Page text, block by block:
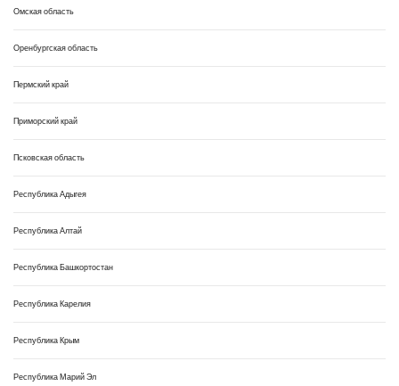
Омская область
Оренбургская область
Пермский край
Приморский край
Псковская область
Республика Адыгея
Республика Алтай
Республика Башкортостан
Республика Карелия
Республика Крым
Республика Марий Эл